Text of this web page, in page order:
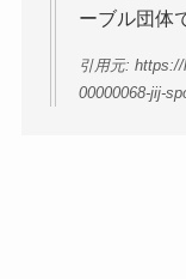
ーブル団体
引用元:
00000068-jij-